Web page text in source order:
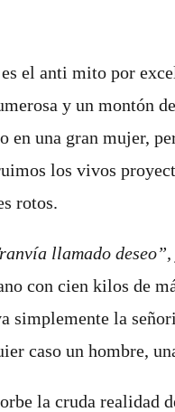
el anti mito por
y un montón
en una gran mujer,
los vivos
rotos.
llamado
con cien kilos de
simplemente la
caso un hombre,
la cruda realidad